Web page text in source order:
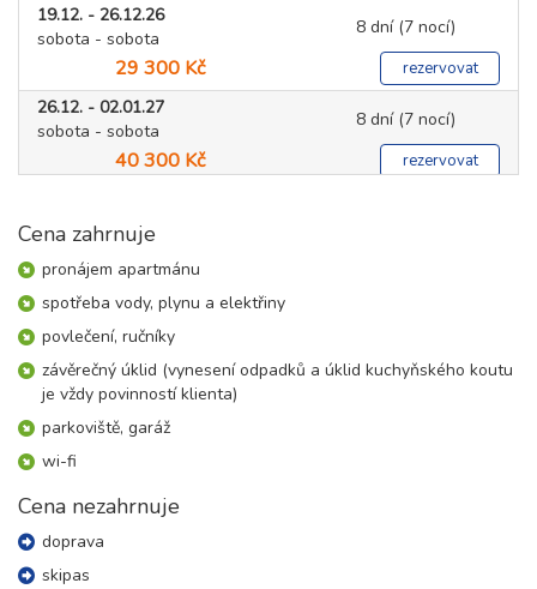
19.12. - 26.12.26
sobota - sobota
8 dní (7 nocí)
29 300 Kč rezervovat
26.12. - 02.01.27
sobota - sobota
8 dní (7 nocí)
40 300 Kč rezervovat
02.01. - 09.01.27
sobota - sobota
27 700 Kč
09.01. - 16.01.27
sobota - sobota
8 dní (7 nocí)
25 900 Kč
sobota - sobota
27 700 Kč
23.01. - 30.01.27
Cena zahrnuje
pronájem apartmánu
spotřeba vody, plynu a elektřiny
povlečení, ručníky
závěrečný úklid (vynesení odpadků a úklid kuchyňského koutu
je vždy povinností klienta)
parkoviště, garáž
wi-fi
Cena nezahrnuje
doprava
skipas